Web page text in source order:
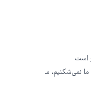
است
نمی‌شکنیم، ما